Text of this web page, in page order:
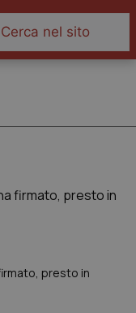
presto in